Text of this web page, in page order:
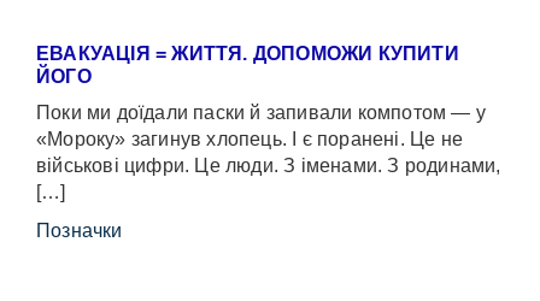
ЕВАКУАЦІЯ = ЖИТТЯ. ДОПОМОЖИ КУПИТИ
ЙОГО
Поки ми доїдали паски й запивали компотом — у
«Мороку» загинув хлопець. І є поранені. Це не
військові цифри. Це люди. З іменами. З родинами,
[…]
Позначки